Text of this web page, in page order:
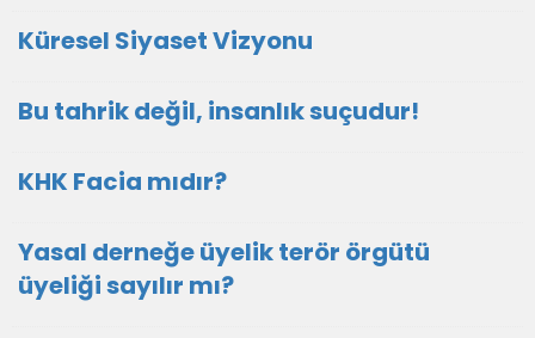
Küresel Siyaset Vizyonu
Bu tahrik değil, insanlık suçudur!
KHK Facia mıdır?
Yasal derneğe üyelik terör örgütü
üyeliği sayılır mı?